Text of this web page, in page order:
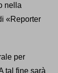
nella
«Reporter
per
tal fine sarà